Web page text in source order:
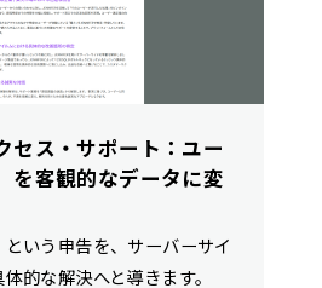
セス・サポート：ユー
を客観的なデータに変
いう申告を、サーバーサイ
的な解決へと導きます。